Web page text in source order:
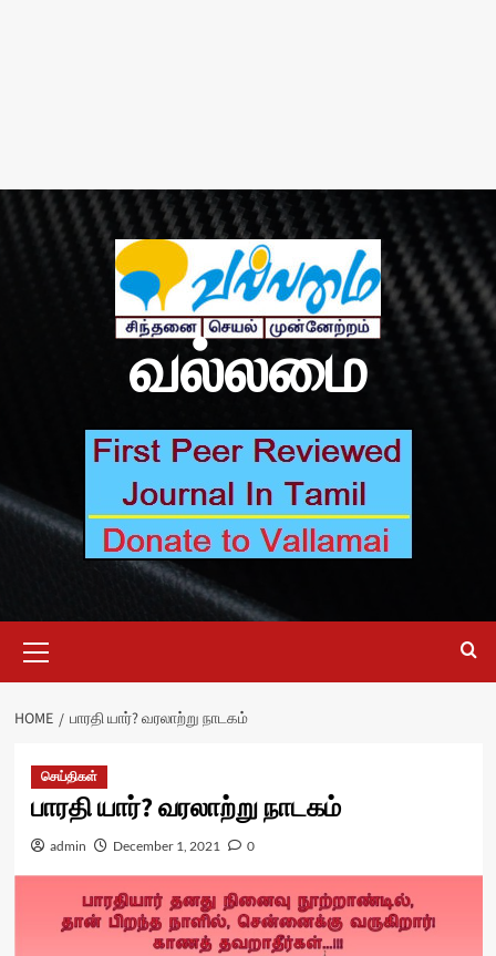
வல்லமை
Menu
HOME பாரதி யார்? வரலாற்று நாடகம்
செய்திகள்
பாரதி யார்? வரலாற்று நாடகம்
admin December 1, 2021 0